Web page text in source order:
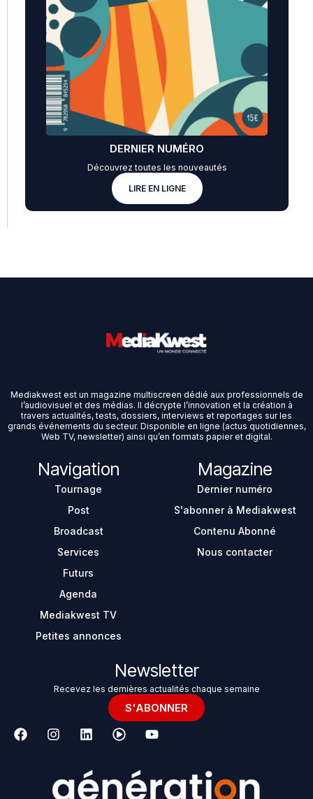
DERNIER NUMÉRO
Découvrez toutes les nouveautés
LIRE EN LIGNE
Mediakwest est un magazine multiscreen dédié aux professionnels de
l’audiovisuel et des médias. Il décrypte l’innovation et la création à
travers actualités, tests, dossiers, interviews et reportages sur les
grands événements du secteur. Disponible en ligne (actus quotidiennes,
Web TV, newsletter) ainsi qu’en formats papier et digital.
Navigation
Tournage
Post
Broadcast
Services
Futurs
Agenda
Mediakwest TV
Petites annonces
Magazine
Dernier numéro
S'abonner à Mediakwest
Contenu Abonné
Nous contacter
Newsletter
Recevez les dernières actualités chaque semaine
S'ABONNER